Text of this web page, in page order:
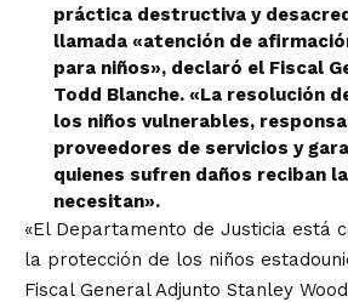
práctica destructiva y
llamada «atención de
para niños», declaró el Fiscal
Todd Blanche. «La resolución
los niños vulnerables,
proveedores de servicios y
quienes sufren daños reciban
necesitan».
«El Departamento de Justicia está
la protección de los niños
Fiscal General Adjunto Stanley